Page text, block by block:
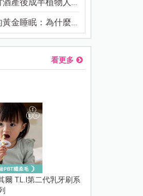
金睡眠：為什麼...
看更多
爾 T.L.I第二代乳牙刷系